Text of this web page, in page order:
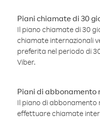
Piani chiamate di 30
Il piano chiamate di 30
chiamate internazionali
preferita nel periodo di
Viber.
Piani di abbonamento
Il piano di abbonamento
effettuare chiamate